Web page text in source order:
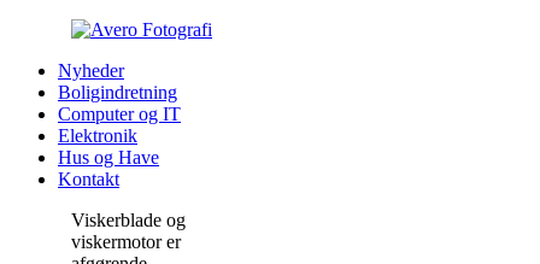
Nyheder
Boligindretning
Computer og IT
Elektronik
Hus og Have
Kontakt
Viskerblade og
viskermotor er